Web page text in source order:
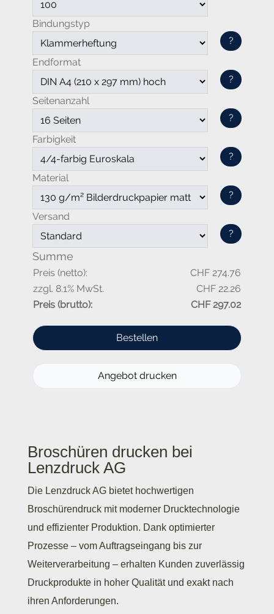
Broschüren drucken bei
Lenzdruck AG
Die Lenzdruck AGbietet hochwertigen
Broschürendruck mit moderner Drucktechnologie
und effizienter Produktion. Dank optimierter
Prozesse – vom Auftragseingang bis zur
Weiterverarbeitung – erhalten Kunden zuverlässig
Druckprodukte in hoher Qualität und exakt nach
ihren Anforderungen.